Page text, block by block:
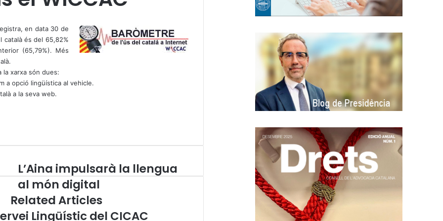
en data 30 de
català és del 65,82%
(65,79%). Més
.
la xarxa són dues:
a opció lingüística al vehicle.
a la seva web.
L
’
A
i
a
L’Aina impulsarà la llengua
al món digital
Related Articles
Lingüístic del CICAC